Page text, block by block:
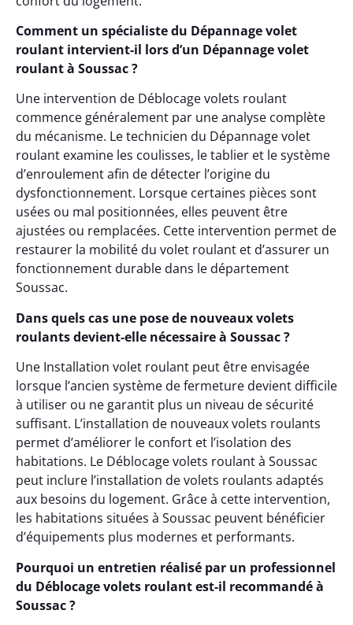
Comment un spécialiste du Dépannage volet
roulant intervient-il lors d’un Dépannage volet
roulant à Soussac ?
Une intervention de Déblocage volets roulant
commence généralement par une analyse complète
du mécanisme. Le technicien du Dépannage volet
roulant examine les coulisses, le tablier et le système
d’enroulement afin de détecter l’origine du
dysfonctionnement. Lorsque certaines pièces sont
usées ou mal positionnées, elles peuvent être
ajustées ou remplacées. Cette intervention permet de
restaurer la mobilité du volet roulant et d’assurer un
fonctionnement durable dans le département
Soussac.
Dans quels cas une pose de nouveaux volets
roulants devient-elle nécessaire à Soussac ?
Une Installation volet roulant peut être envisagée
lorsque l’ancien système de fermeture devient difficile
à utiliser ou ne garantit plus un niveau de sécurité
suffisant. L’installation de nouveaux volets roulants
permet d’améliorer le confort et l’isolation des
habitations. Le Déblocage volets roulant à Soussac
peut inclure l’installation de volets roulants adaptés
aux besoins du logement. Grâce à cette intervention,
les habitations situées à Soussac peuvent bénéficier
d’équipements plus modernes et performants.
Pourquoi un entretien réalisé par un professionnel
du Déblocage volets roulant est-il recommandé à
Soussac ?